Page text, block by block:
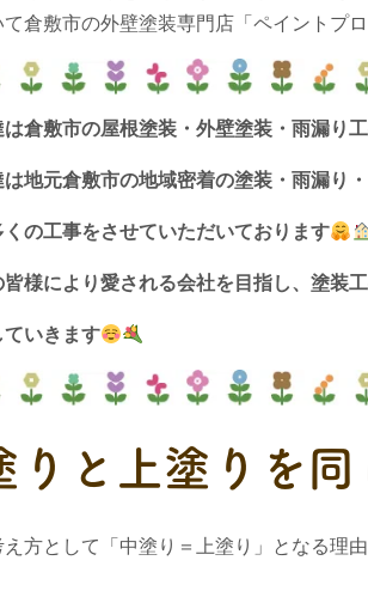
倉敷市の外壁塗装専門店「ペイントプ
倉敷市の屋根塗装・外壁塗装・雨漏り
地元倉敷市の地域密着の塗装・雨漏り
くの工事をさせていただいております
様により愛される会社を目指し、 塗装
いきます
りと上塗りを
方として「中塗り＝上塗り」となる理